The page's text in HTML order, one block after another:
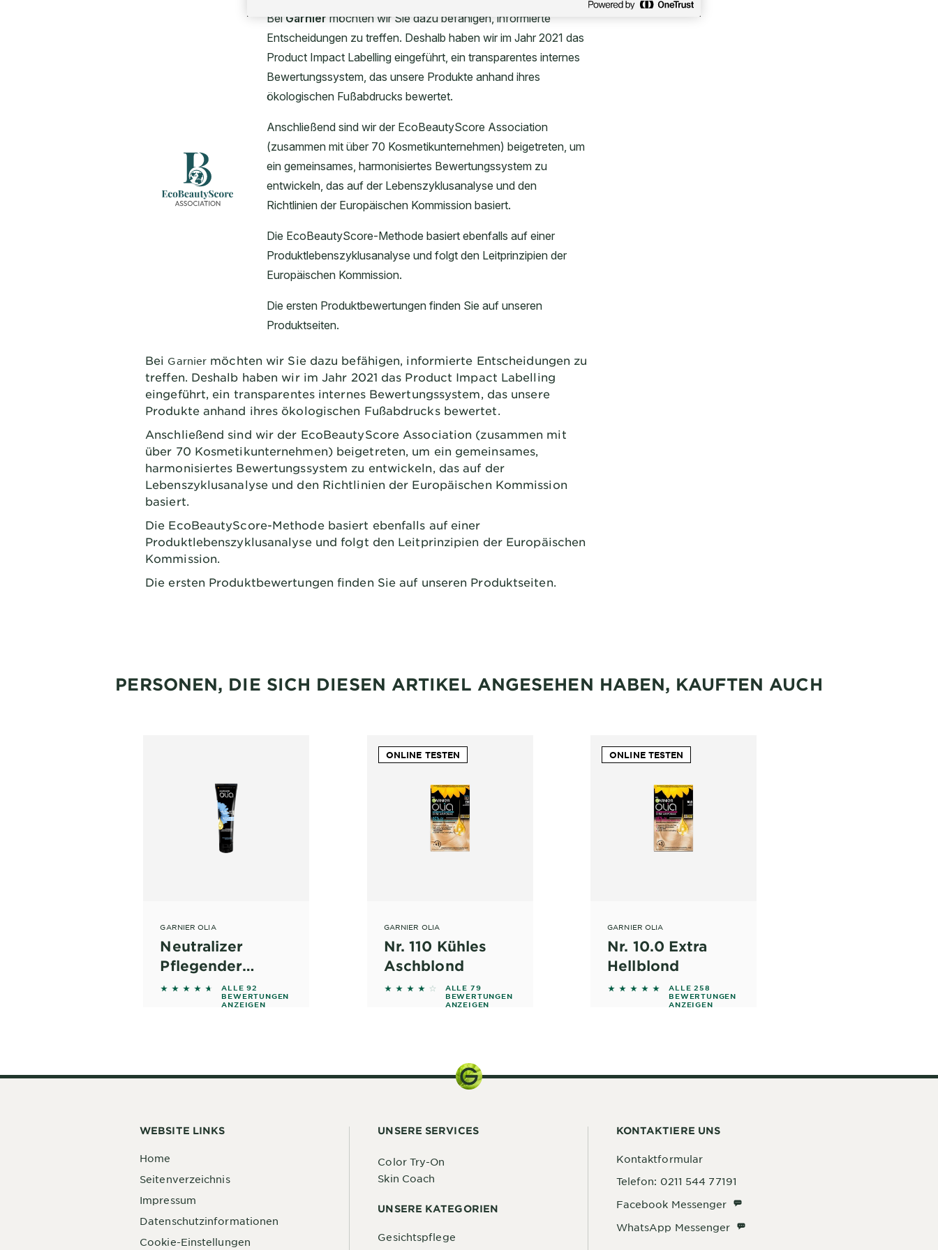
Bei Garnier möchten wir Sie dazu befähigen, informierte Entscheidungen zu
treffen. Deshalb haben wir im Jahr 2021 das Product Impact Labelling
eingeführt, ein transparentes internes Bewertungssystem, das unsere
Produkte anhand ihres ökologischen Fußabdrucks bewertet.
Anschließend sind wir der EcoBeautyScore Association (zusammen mit
über 70 Kosmetikunternehmen) beigetreten, um ein gemeinsames,
harmonisiertes Bewertungssystem zu entwickeln, das auf der
Lebenszyklusanalyse und den Richtlinien der Europäischen Kommission
basiert.
Die EcoBeautyScore-Methode basiert ebenfalls auf einer
Produktlebenszyklusanalyse und folgt den Leitprinzipien der Europäischen
Kommission.
Die ersten Produktbewertungen finden Sie auf unseren Produktseiten.
PERSONEN, DIE SICH DIESEN ARTIKEL ANGESEHEN HABEN, KAUFTEN AUCH
GARNIER OLIA
Neutralizer
Pflegender
Conditioner
4.4565 out of 5 stars based on reviews
ALLE 92
BEWERTUNGEN
ANZEIGEN
ONLINE TESTEN
GARNIER OLIA
Nr. 110 Kühles
Aschblond
3.9114 out of 5 stars based on reviews
ALLE 79
BEWERTUNGEN
ANZEIGEN
ONLINE TESTEN
GARNIER OLIA
Nr. 10.0 Extra
Hellblond
4.655 out of 5 stars based on reviews
ALLE 258
BEWERTUNGEN
ANZEIGEN
WEBSITE LINKS
Home
Seitenverzeichnis
Impressum
Datenschutzinformationen
Cookie-Einstellungen
UNSERE SERVICES
Color Try-On
Skin Coach
UNSERE KATEGORIEN
Gesichtspflege
KONTAKTIERE UNS
Kontaktformular
Telefon: 0211 544 77191
Facebook Messenger Facebook Messenger
WhatsApp Messenger WhatsApp Messenger